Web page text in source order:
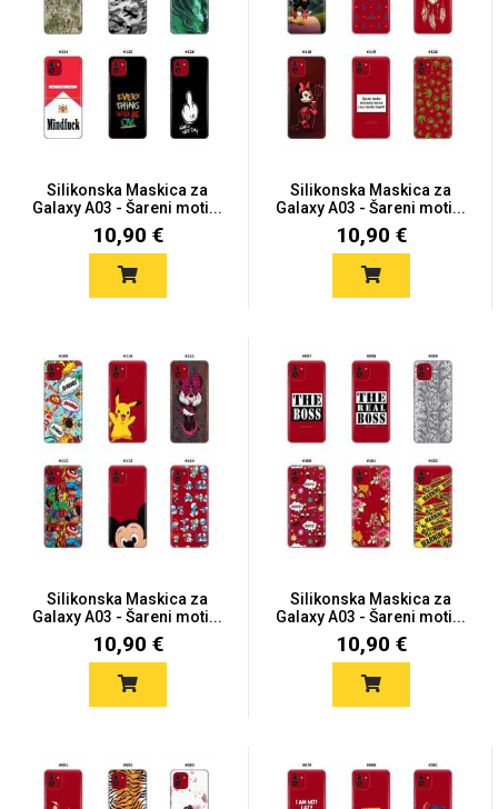
Silikonska Maskica za
Galaxy A03 - Šareni moti...
10,90 €
Silikonska Maskica za
Galaxy A03 - Šareni moti...
10,90 €
Silikonska Maskica za
Galaxy A03 - Šareni moti...
10,90 €
Silikonska Maskica za
Galaxy A03 - Šareni moti...
10,90 €